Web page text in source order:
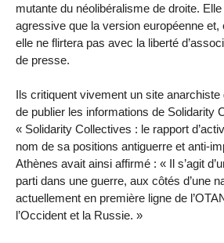
mutante du néolibéralisme de droite.
agressive que la version européenne et,
elle ne flirtera pas avec la liberté
de presse.
Ils critiquent vivement un site
de publier les informations de Solidarity
« Solidarity Collectives : le rapport
nom de sa positions antiguerre et anti-
Athènes avait ainsi affirmé : « Il s’agit
parti dans une guerre, aux côtés d’une
actuellement en première ligne de
l’Occident et la Russie. »